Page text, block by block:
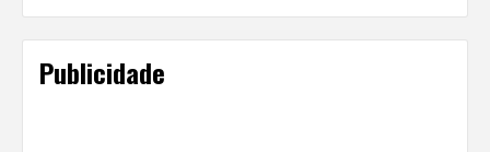
Publicidade